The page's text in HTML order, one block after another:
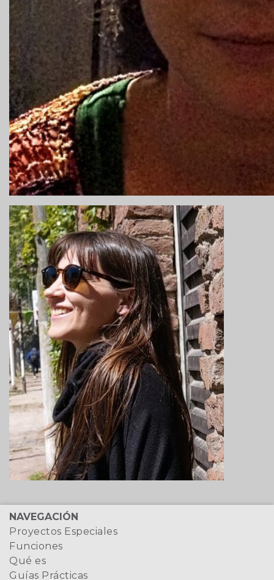
NAVEGACIÓN
Proyectos Especiales
Funciones
Qué es
Guías Prácticas